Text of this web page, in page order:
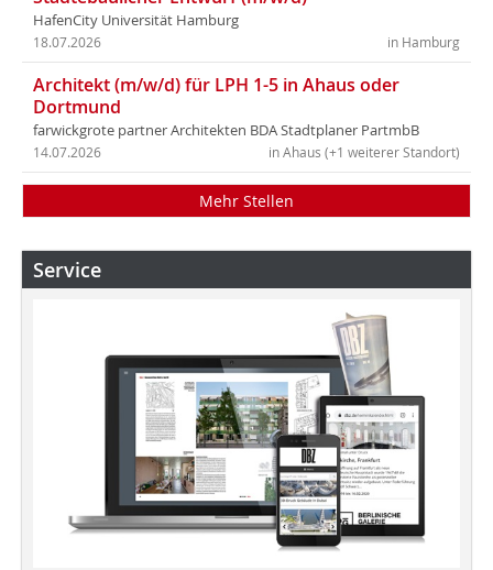
HafenCity Universität Hamburg
in Hamburg
18.07.2026
Architekt (m/w/d) für LPH 1-5 in Ahaus oder
Dortmund
farwickgrote partner Architekten BDA Stadtplaner PartmbB
in Ahaus (+1 weiterer Standort)
14.07.2026
Mehr Stellen
Service